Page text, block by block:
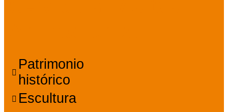
Patrimonio
histórico
Escultura